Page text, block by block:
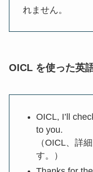
れません。
OICL を使った英
OICL, I’ll
to you.
（OICL、詳
す。）